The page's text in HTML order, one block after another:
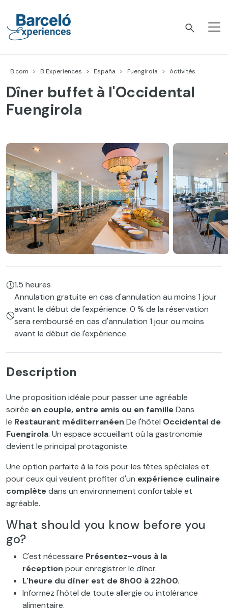
contenu
B.com B Experiences España Fuengirola Activités
Dîner buffet à l'Occidental
Fuengirola
1.5 heures
Annulation gratuite en cas d'annulation au moins 1 jour
avant le début de l'expérience. 0 % de la réservation
sera remboursé en cas d'annulation 1 jour ou moins
avant le début de l'expérience.
Description
Une proposition idéale pour passer une agréable
soirée en couple, entre amis ou en familleDans
le Restaurant méditerranéen De l'hôtel Occidental de
Fuengirola. Un espace accueillant où la gastronomie
devient le principal protagoniste.
Une option parfaite à la fois pour les fêtes spéciales et
pour ceux qui veulent profiter d'un expérience culinaire
complètedans un environnement confortable et
agréable.
What should you know before you
go?
C'est nécessaire Présentez-vous à la
réception pour enregistrer le dîner.
L'heure du dîner est de 8h00 à 22h00.
Informez l'hôtel de toute allergie ou intolérance
alimentaire.